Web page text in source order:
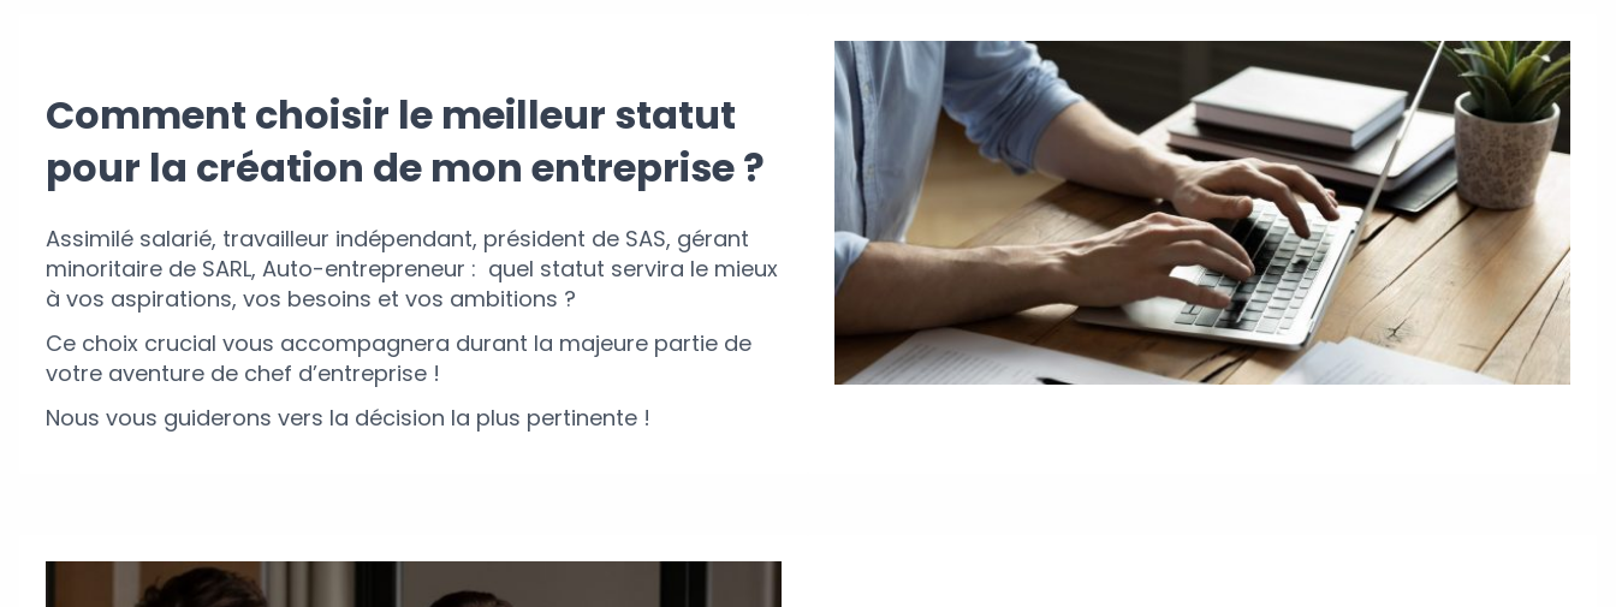
Comment choisir le meilleur statut
pour la création de mon entreprise ?
Assimilé salarié, travailleur indépendant, président de SAS, gérant
minoritaire de SARL, Auto-entrepreneur : quel statut servira le mieux
à vos aspirations, vos besoins et vos ambitions ?
Ce choix crucial vous accompagnera durant la majeure partie de
votre aventure de chef d’entreprise !
Nous vous guiderons vers la décision la plus pertinente !